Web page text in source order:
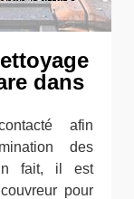
dans
afin
des
fait, il est
pour